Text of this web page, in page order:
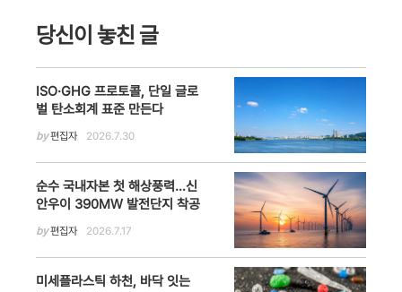
당신이 놓친 글
ISO·GHG 프로토콜, 단일 글로
벌 탄소회계 표준 만든다
by편집자 2026.7.30
순수 국내자본 첫 해상풍력…신
안우이 390MW 발전단지 착공
by편집자 2026.7.17
미세플라스틱 하천, 바닥 잇는